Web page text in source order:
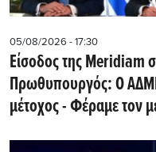
05/08/2026 - 17:30
Eίσοδος της Meridiam
Πρωθυπουργός: Ο
μέτοχος - Φέραμε τον